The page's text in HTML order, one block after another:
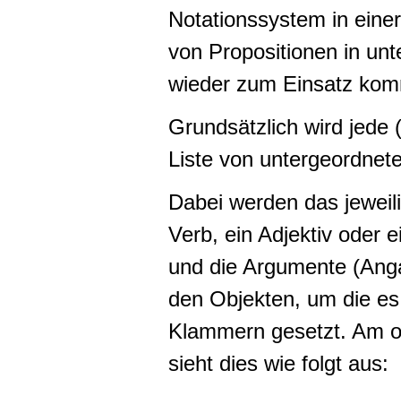
Notationssystem in
von Propositionen in
wieder zum Einsatz
Grundsätzlich wird jede
Liste von
Dabei werden das
Verb, ein Adjektiv oder
und die Argumente
den Objekten, um die
Klammern gesetzt. Am
sieht dies wie folgt aus: